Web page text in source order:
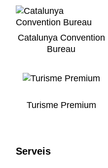
Catalunya Convention
Bureau
Turisme Premium
Serveis